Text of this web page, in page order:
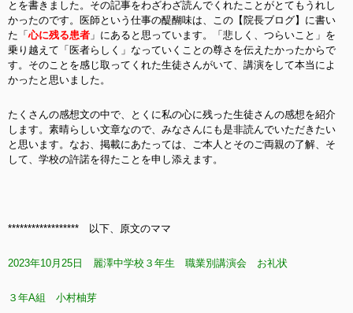
とを書きました。その記事をわざわざ読んでくれたことがとてもうれし
かったのです。医師という仕事の醍醐味は、この【院長ブログ】に書い
た「心に残る患者 」にあると思っています。「悲しく、つらいこと」を
乗り越えて「医者らしく」なっていくことの尊さを伝えたかったからで
す。そのことを感じ取ってくれた生徒さんがいて、講演をして本当によ
かったと思いました。
たくさんの感想文の中で、とくに私の心に残った生徒さんの感想を紹介
します。素晴らしい文章なので、みなさんにも是非読んでいただきたい
と思います。なお、掲載にあたっては、ご本人とそのご両親の了解、そ
して、学校の許諾を得たことを申し添えます。
****************** 以下、原文のママ
2023年10月25日 麗澤中学校３年生 職業別講演会 お礼状
３年A組 小村柚芽